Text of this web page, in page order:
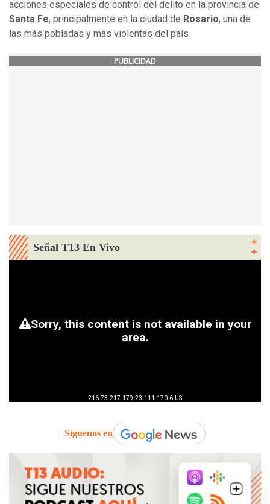
acciones especiales de control del delito en la provincia de
Santa Fe, principalmente en la ciudad de Rosario, una de
las más pobladas y más violentas del país.
PUBLICIDAD
Señal T13 En Vivo
Síguenos en